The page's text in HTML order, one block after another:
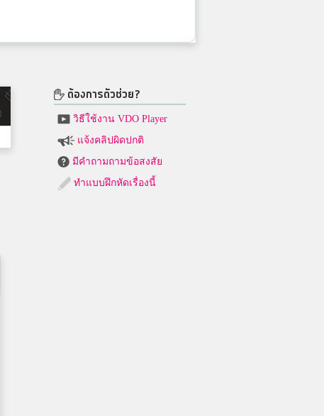
ต้องการตัวช่วย?
วิธีใช้งาน VDO Player
แจ้งคลิปผิดปกติ
มีคำถามถามข้อสงสัย
ทำแบบฝึกหัดเรื่องนี้